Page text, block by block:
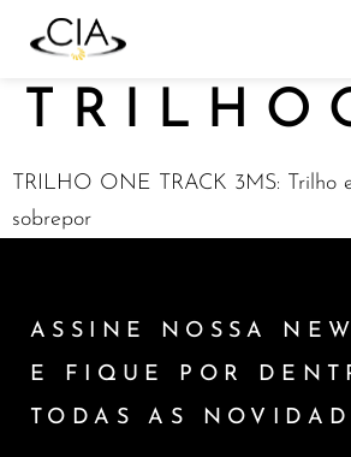
TRILHO ONE TRACK 3MS: Trilho
sobrepor
ASSINE NOSSA
E FIQUE POR
TODAS AS